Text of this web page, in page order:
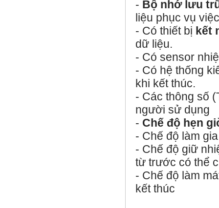
- Bộ nhớ lưu
liệu phục vụ
- Có thiết bị kết
dữ liệu.
- Có sensor
- Có hệ thống
khi kết thúc.
- Các thông số
người sử dụng
- Chế độ hẹn
- Chế độ làm
- Chế độ giữ
từ trước có thể
- Chế độ làm
kết thúc